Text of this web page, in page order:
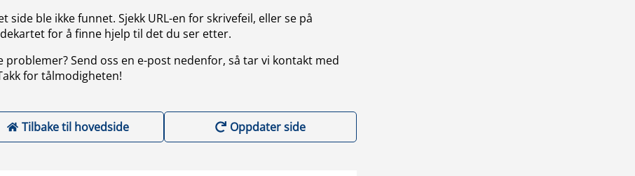
side ble ikke funnet. Sjekk URL-en for skrivefeil, eller se på
for å finne hjelp til det du ser etter.
problemer? Send oss en e-post nedenfor, så tar vi kontakt med
for tålmodigheten!
Tilbake til hovedside Oppdater side